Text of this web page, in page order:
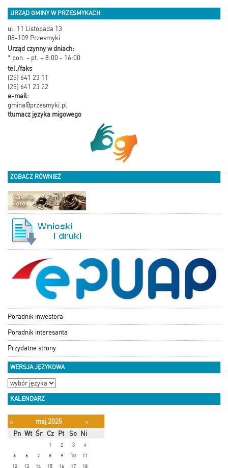
URZĄD GMINY W PRZESMYKACH
ul. 11 Listopada 13
08-109 Przesmyki
Urząd czynny w dniach:
* pon. - pt. – 8:00 - 16:00
tel./faks
(25) 641 23 11
(25) 641 23 22
e-mail:
gmina@przesmyki.pl
tłumacz języka migowego
ZOBACZ RÓWNIEŻ
Poradnik inwestora
Poradnik interesanta
Przydatne strony
WERSJA JĘZYKOWA
KALENDARZ
« maj 2025
»
Pn Wt Śr Cz Pt So Ni
1 2 3
4
5
6 7 8 9 10
11
12
13 14 15 16 17 18